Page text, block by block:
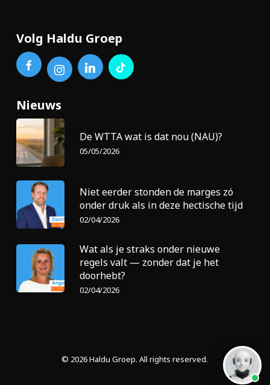
Volg Haldu Groep
Nieuws
De WTTA wat is dat nou (NAU)?
05/05/2026
Niet eerder stonden de marges zó
onder druk als in deze hectische tijd
02/04/2026
Wat als je straks onder nieuwe
regels valt — zonder dat je het
doorhebt?
02/04/2026
© 2026 Haldu Groep. All rights reserved.